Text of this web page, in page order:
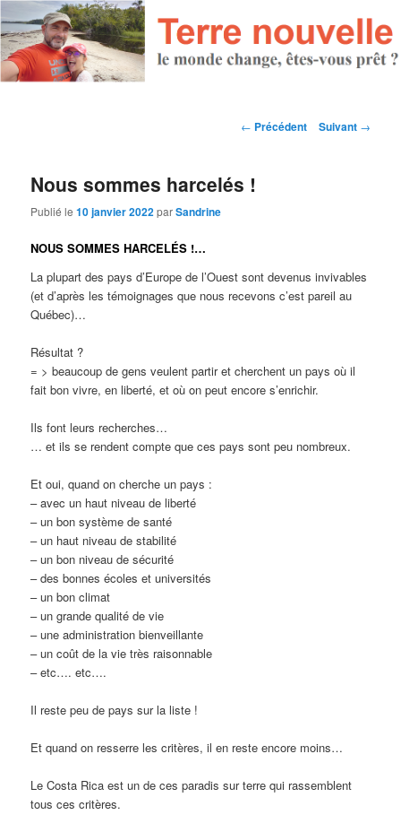
Navigation des articles
← Précédent Suivant →
Nous sommes harcelés !
Publié le10 janvier 2022parSandrine
NOUS SOMMES HARCELÉS !…
La plupart des pays d’Europe de l’Ouest sont devenus invivables
(et d’après les témoignages que nous recevons c’est pareil au
Québec)…
Résultat ?
= > beaucoup de gens veulent partir et cherchent un pays où il
fait bon vivre, en liberté, et où on peut encore s’enrichir.
Ils font leurs recherches…
… et ils se rendent compte que ces pays sont peu nombreux.
Et oui, quand on cherche un pays :
– avec un haut niveau de liberté
– un bon système de santé
– un haut niveau de stabilité
– un bon niveau de sécurité
– des bonnes écoles et universités
– un bon climat
– un grande qualité de vie
– une administration bienveillante
– un coût de la vie très raisonnable
– etc…. etc….
Il reste peu de pays sur la liste !
Et quand on resserre les critères, il en reste encore moins…
Le Costa Rica est un de ces paradis sur terre qui rassemblent
tous ces critères.